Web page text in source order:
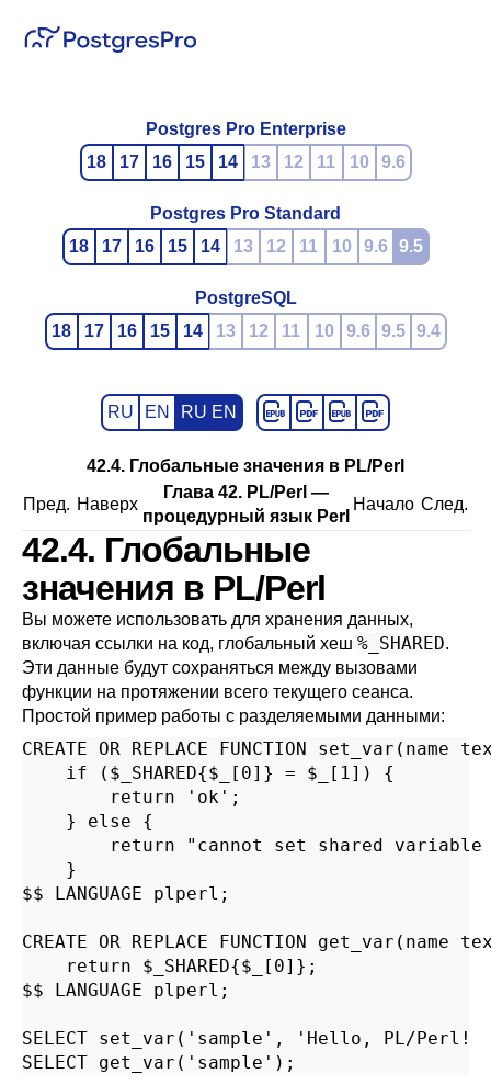
Postgres Pro Enterprise
18
17 16 15 14 13 12 11 10 9.6
Postgres Pro Standard
18
17 16 15 14 13 12 11 10 9.6 9.5
PostgreSQL
18
17 16 15 14 13 12 11 10 9.6 9.5 9.4
RU EN RU EN
42.4. Глобальные значения в PL/Perl
Пред. Наверх
Глава 42. PL/Perl —
процедурный язык Perl
Начало След.
42.4. Глобальные
значения в PL/Perl
Вы можете использовать для хранения данных,
включая ссылки на код, глобальный хеш %_SHARED.
Эти данные будут сохраняться между вызовами
функции на протяжении всего текущего сеанса.
Простой пример работы с разделяемыми данными:
CREATE OR REPLACE FUNCTION
    if ($_SHARED{$_[0]} = $_[1]) {
        return 'ok';
    } else {
return "cannot set shared variable
    }
$$ LANGUAGE plperl;
CREATE OR REPLACE FUNCTION get_var(name
    return $_SHARED{$_[0]};
$$ LANGUAGE plperl;
SELECT set_var('sample', 'Hello, PL/
SELECT get_var('sample');